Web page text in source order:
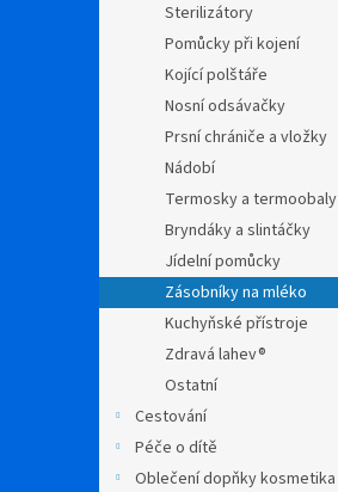
Sterilizátory
Pomůcky při kojení
Kojící polštáře
Nosní odsávačky
Prsní chrániče a vložky
Nádobí
Termosky a termoobaly
Bryndáky a slintáčky
Jídelní pomůcky
Zásobníky na mléko
Kuchyňské přístroje
Zdravá lahev®
Ostatní
Cestování
Péče o dítě
Oblečení dopňky kosmetika